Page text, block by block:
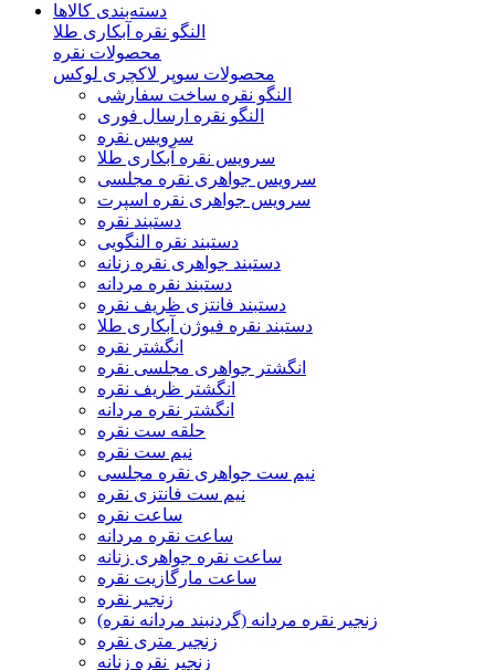
دسته‌بندی‌ کالاها
النگو نقره آبکاری طلا
محصولات نقره
محصولات سوپر لاکچری لوکس
النگو نقره ساخت سفارشی
النگو نقره ارسال فوری
سرویس نقره
سرویس نقره آبکاری طلا
سرویس جواهری نقره مجلسی
سرویس جواهری نقره اسپرت
دستبند نقره
دستبند نقره النگویی
دستبند جواهری نقره زنانه
دستبند نقره مردانه
دستبند فانتزی ظریف نقره
دستبند نقره فیوژن آبکاری طلا
انگشتر نقره
انگشتر جواهری مجلسی نقره
انگشتر ظریف نقره
انگشتر نقره مردانه
حلقه ست نقره
نیم ست نقره
نیم ست جواهری نقره مجلسی
نیم ست فانتزی نقره
ساعت نقره
ساعت نقره مردانه
ساعت نقره جواهری زنانه
ساعت مارگازیت نقره
زنجیر نقره
زنجیر نقره مردانه (گردنبند مردانه نقره)
زنجیر متری نقره
زنجیر نقره زنانه